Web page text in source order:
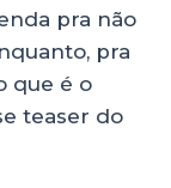
pra não
pra
que é o
teaser do